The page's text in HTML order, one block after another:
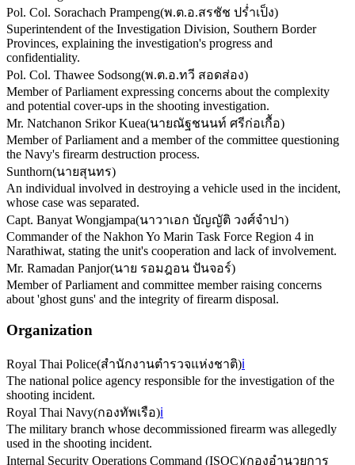
Pol. Col. Sorachach Prampeng(พ.ต.อ.สรชัช ปร่ำเป็ง)
Superintendent of the Investigation Division, Southern Border
Provinces, explaining the investigation's progress and
confidentiality.
Pol. Col. Thawee Sodsong(พ.ต.อ.ทวี สอดส่อง)
Member of Parliament expressing concerns about the complexity
and potential cover-ups in the shooting investigation.
Mr. Natchanon Srikor Kuea(นายณัฐชนนท์ ศรีก่อเกื้อ)
Member of Parliament and a member of the committee questioning
the Navy's firearm destruction process.
Sunthorn(นายสุนทร)
An individual involved in destroying a vehicle used in the incident,
whose case was separated.
Capt. Banyat Wongjampa(นาวาเอก บัญญัติ วงศ์จำปา)
Commander of the Nakhon Yo Marin Task Force Region 4 in
Narathiwat, stating the unit's cooperation and lack of involvement.
Mr. Ramadan Panjor(นาย รอมฎอน ปันจอร์)
Member of Parliament and committee member raising concerns
about 'ghost guns' and the integrity of firearm disposal.
Organization
Royal Thai Police(สำนักงานตำรวจแห่งชาติ)ℹ️
The national police agency responsible for the investigation of the
shooting incident.
Royal Thai Navy(กองทัพเรือ)ℹ️
The military branch whose decommissioned firearm was allegedly
used in the shooting incident.
Internal Security Operations Command (ISOC)(กองอำนวยการ